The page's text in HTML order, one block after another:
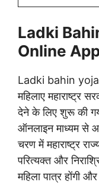
Ladki
Online
Ladki bahin
महिलाए महाराष्ट्र
देने के लिए शुरू की
ऑनलाइन माध्यम से
चरण में महाराष्ट्र
परित्यक्त और
महिला पात्र होंगी